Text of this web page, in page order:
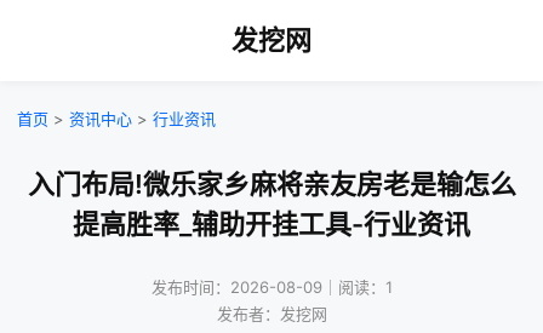
发挖网
首页 > 资讯中心 > 行业资讯
入门布局!微乐家乡麻将亲友房老是输怎么
提高胜率_辅助开挂工具-行业资讯
发布时间：2026-08-09｜阅读：1
发布者：发挖网